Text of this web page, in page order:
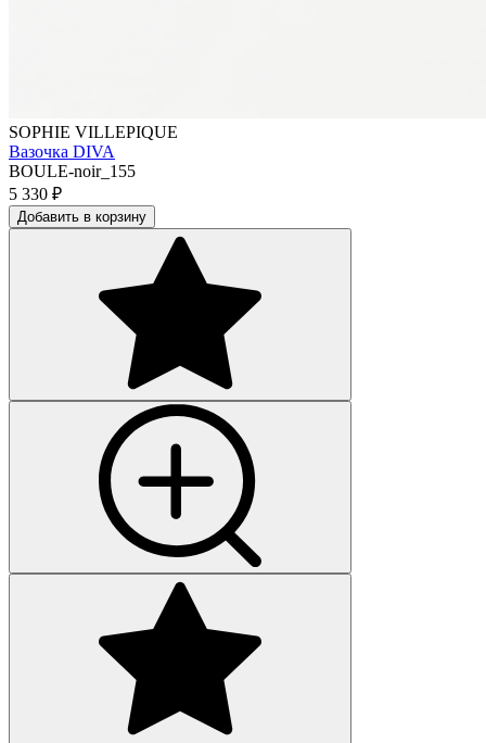
SOPHIE VILLEPIQUE
Вазочка DIVA
BOULE-noir_155
5 330 ₽
Добавить в корзину